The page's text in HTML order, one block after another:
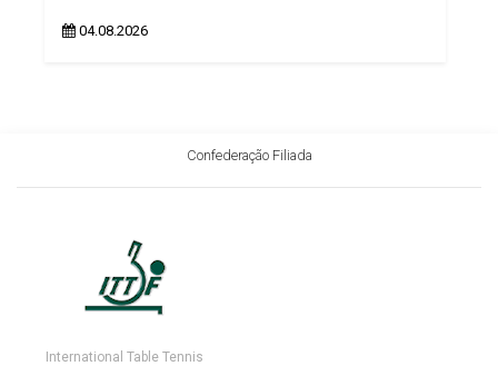
04.08.2026
Confederação Filiada
International Table Tennis